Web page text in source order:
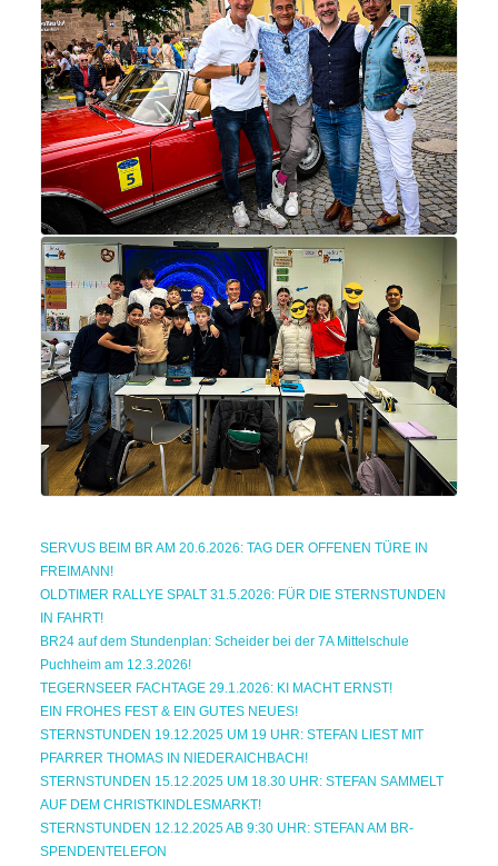
SERVUS BEIM BR AM 20.6.2026: TAG DER OFFENEN TÜRE IN
FREIMANN!
OLDTIMER RALLYE SPALT 31.5.2026: FÜR DIE STERNSTUNDEN
IN FAHRT!
BR24 auf dem Stundenplan: Scheider bei der 7A Mittelschule
Puchheim am 12.3.2026!
TEGERNSEER FACHTAGE 29.1.2026: KI MACHT ERNST!
EIN FROHES FEST & EIN GUTES NEUES!
STERNSTUNDEN 19.12.2025 UM 19 UHR: STEFAN LIEST MIT
PFARRER THOMAS IN NIEDERAICHBACH!
STERNSTUNDEN 15.12.2025 UM 18.30 UHR: STEFAN SAMMELT
AUF DEM CHRISTKINDLESMARKT!
STERNSTUNDEN 12.12.2025 AB 9:30 UHR: STEFAN AM BR-
SPENDENTELEFON